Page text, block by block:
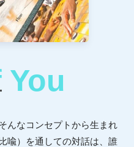
んなコンセプトから生まれ
喩）を通しての対話は、誰